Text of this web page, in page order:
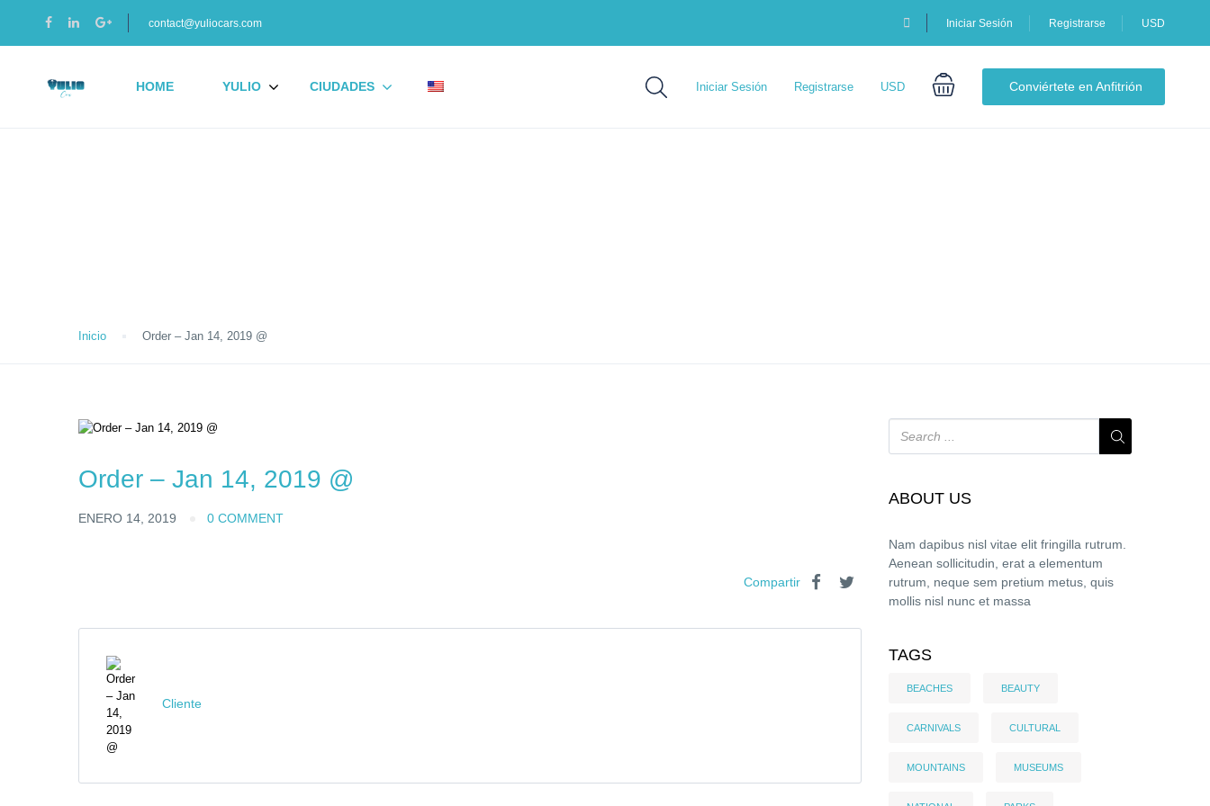
contact@yuliocars.com Iniciar Sesión Registrarse USD
HOME YULIO CIUDADES Iniciar Sesión Registrarse USD Conviértete en Anfitrión
Inicio Order – Jan 14, 2019 @
Order – Jan 14, 2019 @
ENERO 14, 2019 0 COMMENT
Compartir
Cliente
ABOUT US
Nam dapibus nisl vitae elit fringilla rutrum.
Aenean sollicitudin, erat a elementum
rutrum, neque sem pretium metus, quis
mollis nisl nunc et massa
TAGS
BEACHES BEAUTY
CARNIVALS CULTURAL
MOUNTAINS MUSEUMS